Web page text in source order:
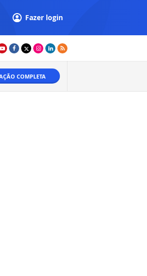
Fazer login
COMPLETA